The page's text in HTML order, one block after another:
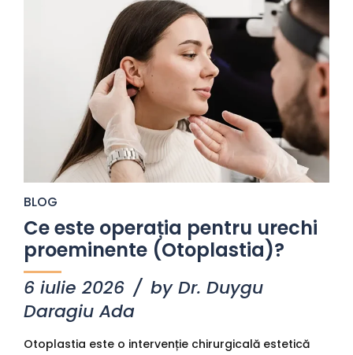
BLOG
Ce este operația pentru urechi
proeminente (Otoplastia)?
6 iulie 2026
by Dr. Duygu
Daragiu Ada
Otoplastia este o intervenție chirurgicală estetică